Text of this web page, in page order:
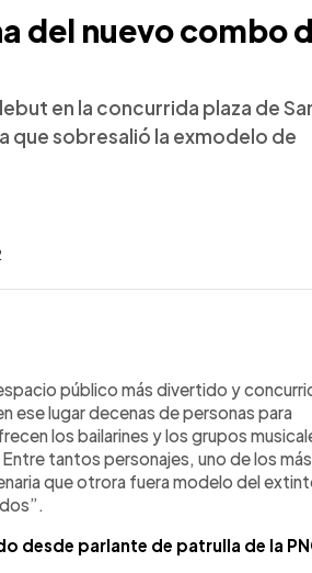
del nuevo combo
en la concurrida plaza de
que sobresalió la exmodelo de
público más divertido y
ese lugar decenas de personas para
los bailarines y los grupos
tantos personajes, uno de los más
que otrora fuera modelo del
desde parlante de patrulla de la